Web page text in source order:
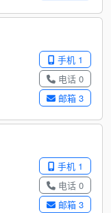
手机 1
电话 0
邮箱 3
手机 1
电话 0
邮箱 3